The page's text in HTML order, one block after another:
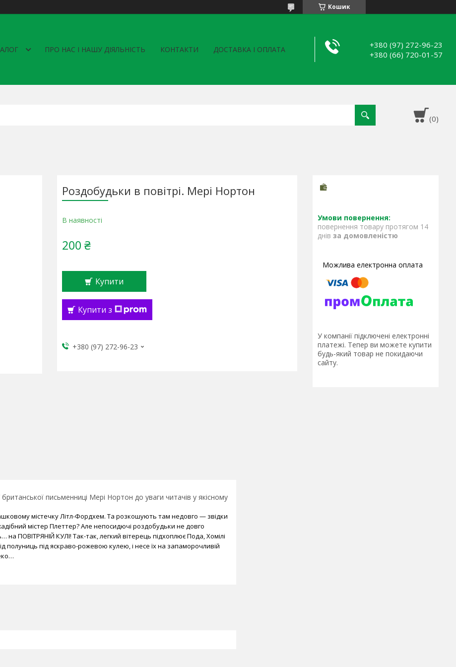
Кошик
ПРО НАС І НАШУ ДІЯЛЬНІСТЬ КОНТАКТИ ДОСТАВКА І ОПЛАТА
+380 (97) 272-96-23
+380 (66) 720-01-57
Роздобудьки в повітрі. Мері Нортон
В наявності
200 ₴
Купити
Купити з
+380 (97) 272-96-23
повернення товару протягом 14
днів за домовленістю
У компанії підключені електронні
платежі. Тепер ви можете купити
будь-який товар не покидаючи
сайту.
письменниці Мері Нортон до уваги читачів у якісному
містечку Літл-Фордхем. Та розкошують там недовго — звідки
містер Плеттер? Але непосидючі роздобудьки не довго
ПОВІТРЯНІЙ КУЛІ! Так-так, легкий вітерець підхоплює Пода, Хомілі
полуниць під яскраво-рожевою кулею, і несе їх на запаморочливій